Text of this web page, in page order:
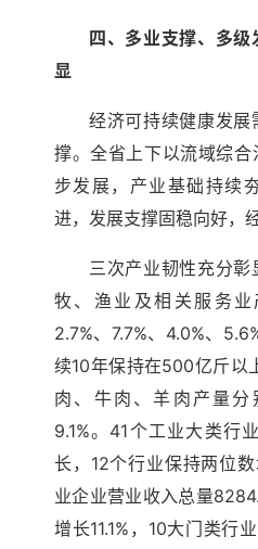
四、多业支撑、多
显
经济可持续健康发展
撑。全省上下以流域综
步发展，产业基础持续
进，发展支撑固稳向好，
三次产业韧性充分彰
牧、渔业及相关服务
2.7%、7.7%、4.0%、
续10年保持在500亿斤以
肉、牛肉、羊肉产量分
9.1%。41个工业大类行
长，12个行业保持两位
业企业营业收入总量
增长11.1%，10大门类行